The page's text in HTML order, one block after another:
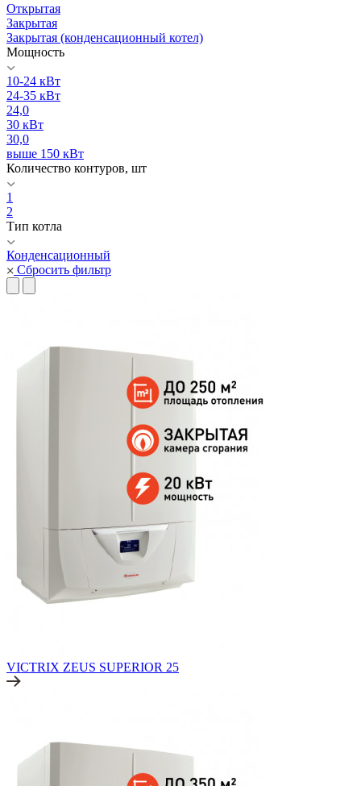
Открытая
Закрытая
Закрытая (конденсационный котел)
Мощность
10-24 кВт
24-35 кВт
24,0
30 кВт
30,0
выше 150 кВт
Количество контуров, шт
1
2
Тип котла
Конденсационный
Сбросить фильтр
VICTRIX ZEUS SUPERIOR 25